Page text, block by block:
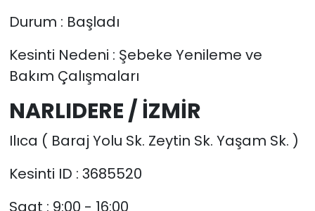
Durum : Başladı
Kesinti Nedeni : Şebeke Yenileme ve
Bakım Çalışmaları
NARLIDERE / İZMİR
Ilıca ( Baraj Yolu Sk. Zeytin Sk. Yaşam Sk. )
Kesinti ID : 3685520
Saat : 9:00 - 16:00